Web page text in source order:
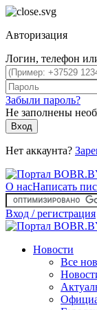
Авторизация
Логин, телефон
Забыли пароль?
Не заполнены
Вход
Нет аккаунта?
О насНаписать
Вход / регистрация
Новости
Все